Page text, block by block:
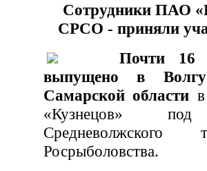
Сотрудники ПАО
СРСО - приняли
Почти 16
выпущено в
Самарской области
«Кузнецов» под
Средневолжского
Росрыболовства.